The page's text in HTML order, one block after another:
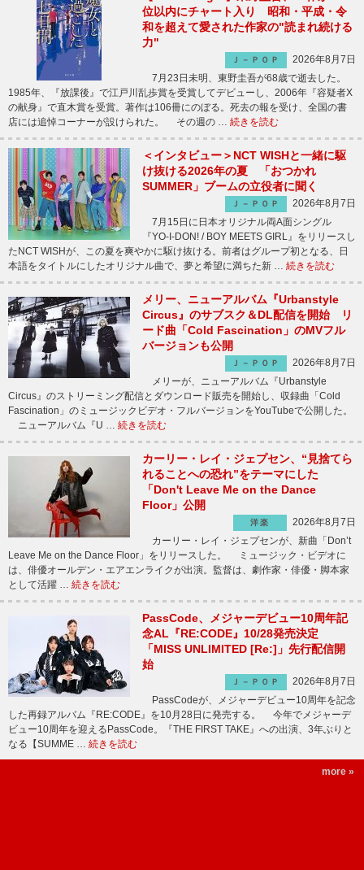
位以内にチャート入り 昭和・平成・令
和を超えて愛された作家の"読まれ続ける
力"
Ｊ－ＰＯＰ
2026年8月7日
7月23日未明、東野圭吾が68歳で逝去した。
1985年、『放課後』で江戸川乱歩賞を受賞してデビューし、2006年『容疑者X
の献身』で直木賞を受賞。著作は106冊にのぼる。死去の報を受け、全国の書
店には追悼コーナーが設けられた。 その週の … 続きを読む
＜インタビュー＞NCT WISHと一緒に駆
け抜ける2026年の夏 「おつかれ
SUMMER」ブームの立役者に聞く
Ｊ－ＰＯＰ
2026年8月7日
7月15日に日本オリジナル両A面シングル
『YO-I-DON! / BOY MEETS GIRL』をリリースし
たNCT WISHが、この夏を爽やかに駆け抜ける。前者はグループ初となる、日
本語をタイトルにしたオリジナル曲で、夢と希望に満ちた新 … 続きを読む
メリー、ニューアルバム『Urbanstyle
Circus』のサブスク＆DL配信を開始 リ
ード曲「Cold Fascination」のMVフル
バージョンも公開
Ｊ－ＰＯＰ
2026年8月7日
メリーが、ニューアルバム『Urbanstyle
Circus』のストリーミング配信とダウンロード販売を開始し、収録曲「Cold
Fascination」のミュージックビデオ・フルバージョンをYouTubeで公開した。
ニューアルバム『U … 続きを読む
カーリー・レイ・ジェプセン、“見捨てら
れることへの恐れ”をテーマにした
「Don't Leave Me on the Dance
Floor」公開
洋楽
2026年8月7日
カーリー・レイ・ジェプセンが、新曲「Don’t
Leave Me on the Dance Floor」をリリースした。 ミュージック・ビデオに
は、俳優オールデン・エアエンライクが出演。監督は、劇作家・俳優・脚本家
として活躍 … 続きを読む
PassCode、メジャーデビュー10周年記
念AL『RE:CODE』10/28発売決定
「MISS UNLIMITED [Re:]」先行配信開
始
Ｊ－ＰＯＰ
2026年8月7日
PassCodeが、メジャーデビュー10周年を記念
した再録アルバム『RE:CODE』を10月28日に発売する。 今年でメジャーデ
ビュー10周年を迎えるPassCode。『THE FIRST TAKE』への出演、3年ぶりと
なる【SUMME … 続きを読む
more »